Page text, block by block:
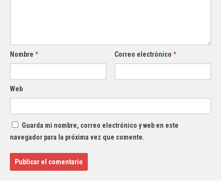
Nombre * Correo electrónico*
Web
Guarda mi nombre, correo electrónico y web en este
navegador para la próxima vez que comente.